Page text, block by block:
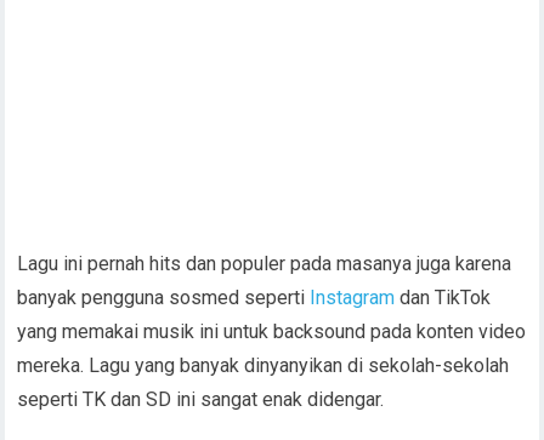
Lagu ini pernah hits dan populer pada masanya juga karena
banyak pengguna sosmed seperti Instagram dan TikTok
yang memakai musik ini untuk backsound pada konten video
mereka. Lagu yang banyak dinyanyikan di sekolah-sekolah
seperti TK dan SD ini sangat enak didengar.